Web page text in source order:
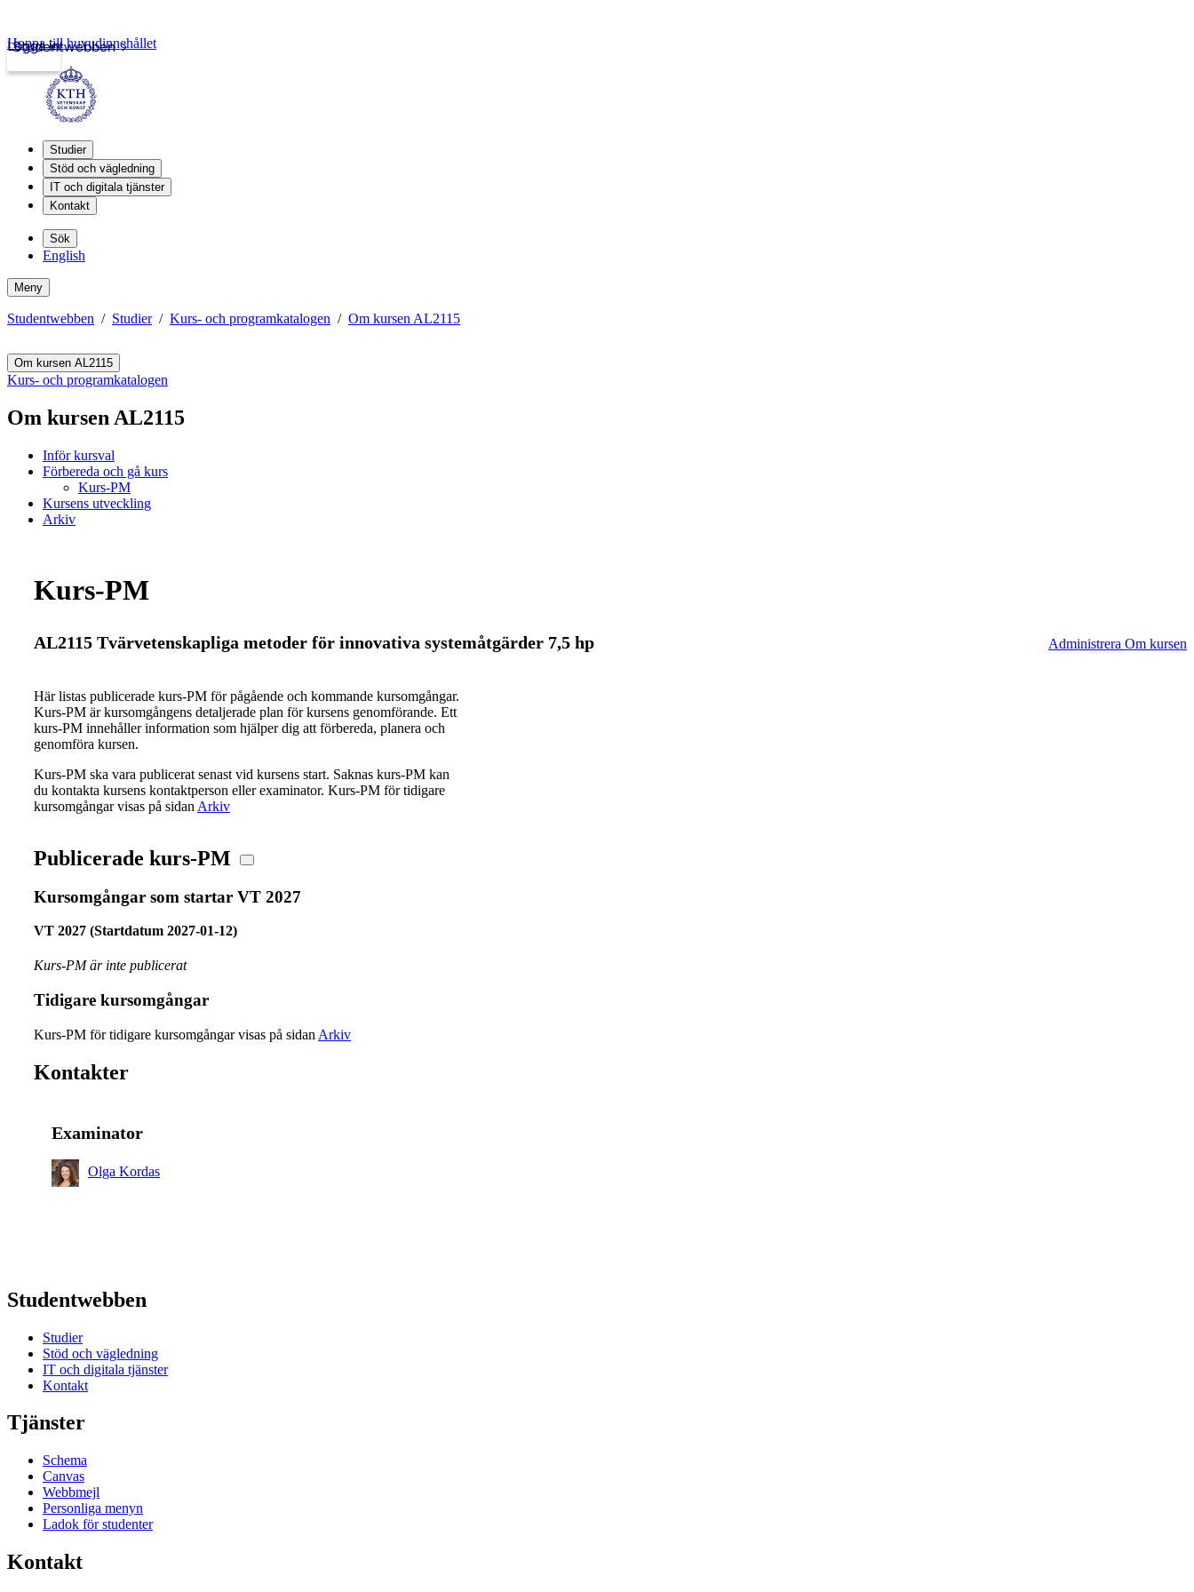
Studentwebben
Logga in
Hoppa till huvudinnehållet
Studier
Stöd och vägledning
IT och digitala tjänster
Kontakt
Sök
English
Meny
Studentwebben Studier Kurs- och programkatalogen Om kursen AL2115
Om kursen AL2115
Kurs- och programkatalogen
Om kursen AL2115
Inför kursval
Förbereda och gå kurs
Kurs-PM
Kursens utveckling
Arkiv
Kurs-PM
AL2115 Tvärvetenskapliga metoder för innovativa systemåtgärder 7,5 hp Administrera Om kursen
Här listas publicerade kurs-PM för pågående och kommande kursomgångar.
Kurs-PM är kursomgångens detaljerade plan för kursens genomförande. Ett
kurs-PM innehåller information som hjälper dig att förbereda, planera och
genomföra kursen.
Kurs-PM ska vara publicerat senast vid kursens start. Saknas kurs-PM kan
du kontakta kursens kontaktperson eller examinator. Kurs-PM för tidigare
kursomgångar visas på sidan Arkiv
Publicerade kurs-PM
Kursomgångar som startar VT 2027
VT 2027 (Startdatum 2027-01-12)
Kurs-PM är inte publicerat
Tidigare kursomgångar
Kurs-PM för tidigare kursomgångar visas på sidan Arkiv
Kontakter
Examinator
Olga Kordas
Studentwebben
Studier
Stöd och vägledning
IT och digitala tjänster
Kontakt
Tjänster
Schema
Canvas
Webbmejl
Personliga menyn
Ladok för studenter
Kontakt